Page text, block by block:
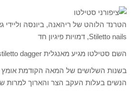
הטרנד הלוהט של ריהאנה, ביונסה וליידי
Stiletto nails, דמויות פיגיון חד
השם סטילטו מגיע מאנגלית stiletto dagger המתאר פיגיון חד.
בשנות השלושים של המאה הקודמת אומץ
הנשים בעלות העקב הצר והארוך למרות